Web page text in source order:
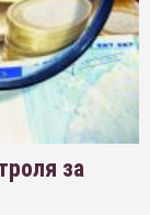
за